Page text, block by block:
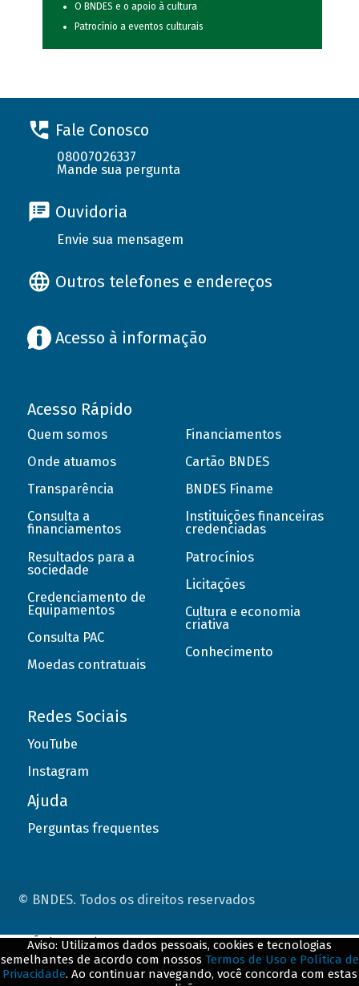
O BNDES e o apoio à cultura
Patrocínio a eventos culturais
Fale Conosco
08007026337
Mande sua pergunta
Ouvidoria
Envie sua mensagem
Outros telefones e endereços
Acesso à informação
Acesso Rápido
Quem somos
Onde atuamos
Transparência
Consulta a
financiamentos
Resultados para a
sociedade
Credenciamento de
Equipamentos
Consulta PAC
Moedas contratuais
Financiamentos
Cartão BNDES
BNDES Finame
Instituições financeiras
credenciadas
Patrocínios
Licitações
Cultura e economia
criativa
Conhecimento
Redes Sociais
YouTube
Instagram
Ajuda
Perguntas frequentes
© BNDES. Todos os direitos reservados
Aviso: Utilizamos dados pessoais, cookies e tecnologias
semelhantes de acordo com nossos Termos de Uso e Política de
Privacidade. Ao continuar navegando, você concorda com estas
ConteÃºdo complementar
${title}${badge}